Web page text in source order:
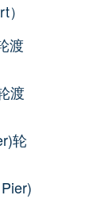
渡
渡
轮